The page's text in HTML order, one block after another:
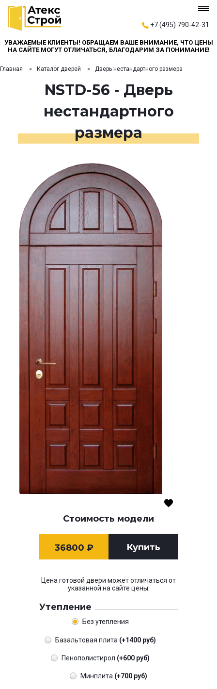
+7 (495) 790-42-31
УВАЖАЕМЫЕ КЛИЕНТЫ! ОБРАЩАЕМ ВАШЕ ВНИМАНИЕ, ЧТО ЦЕНЫ
НА САЙТЕ МОГУТ ОТЛИЧАТЬСЯ, БЛАГОДАРИМ ЗА ПОНИМАНИЕ!
Главная Каталог дверей Дверь нестандартного размера
NSTD-56 - Дверь
нестандартного
размера
Стоимость модели
36800 ₽ Купить
Цена готовой двери может отличаться от
указанной на сайте цены.
Утепление
Без утепления
Базальтовая плита (+1400 руб)
Пенополистирол (+600 руб)
Минплита (+700 руб)